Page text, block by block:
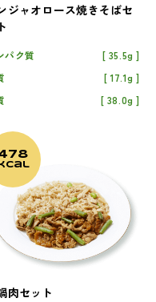
ジャオロース焼きそばセ
パク質
35.5g
17.1g
38.0g
kcal
肉セット